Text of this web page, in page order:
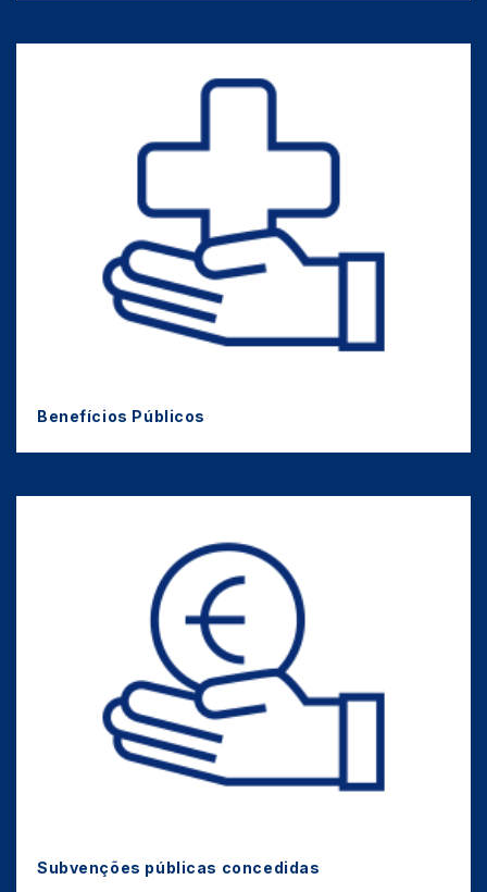
Benefícios Públicos
Subvenções públicas concedidas